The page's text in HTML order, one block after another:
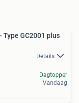
Type GC2001 plus
Details
Dagtopper
Vandaag